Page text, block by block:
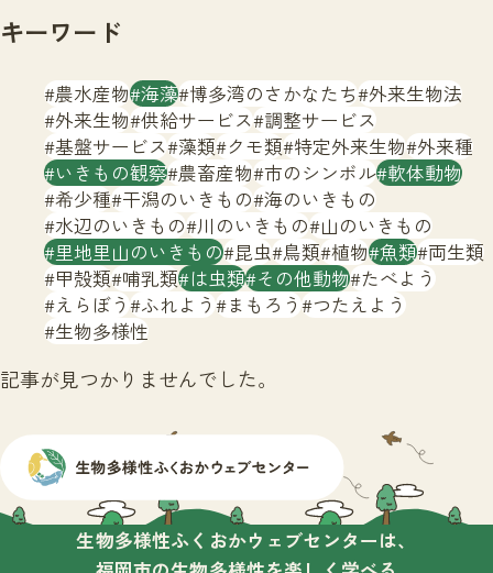
サイトマップ
キーワード
農水産物 海藻 博多湾のさかなたち 外来生物法
外来生物 供給サービス 調整サービス
基盤サービス 藻類 クモ類 特定外来生物 外来種
いきもの観察 農畜産物 市のシンボル 軟体動物
希少種 干潟のいきもの 海のいきもの
水辺のいきもの 川のいきもの 山のいきもの
里地里山のいきもの 昆虫 鳥類 植物 魚類 両生類
甲殻類 哺乳類 は虫類 その他動物 たべよう
えらぼう ふれよう まもろう つたえよう
生物多様性
記事が見つかりませんでした。
生物多様性ふくおかウェブセンターは、